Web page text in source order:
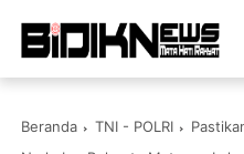
Beranda TNI - POLRI